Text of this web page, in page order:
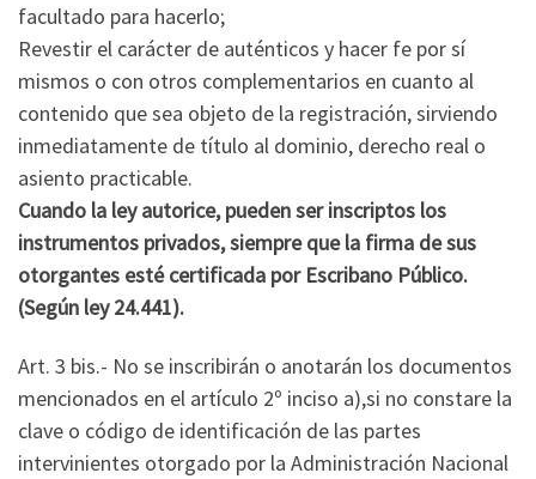
facultado para hacerlo;
Revestir el carácter de auténticos y hacer fe por sí
mismos o con otros complementarios en cuanto al
contenido que sea objeto de la registración, sirviendo
inmediatamente de título al dominio, derecho real o
asiento practicable.
Cuando la ley autorice, pueden ser inscriptos los
instrumentos privados, siempre que la firma de sus
otorgantes esté certificada por Escribano Público.
(Según ley 24.441).
Art. 3 bis.- No se inscribirán o anotarán los documentos
mencionados en el artículo 2º inciso a),si no constare la
clave o código de identificación de las partes
intervinientes otorgado por la Administración Nacional